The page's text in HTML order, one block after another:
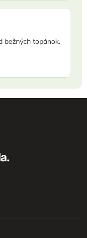
bežných topánok.